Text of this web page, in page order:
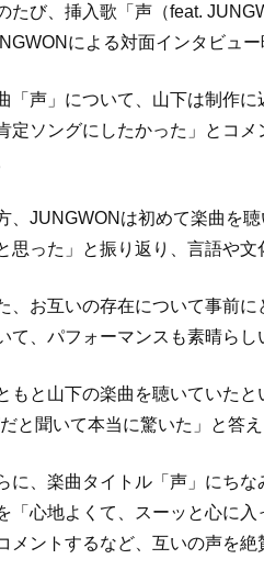
たび、挿入歌「声（feat.
による対面インタビュー
「声」について、山下は制作に
定ソングにしたかった」とコ
、JUNGWONは初めて楽曲を
思った」と振り返り、言語や
、お互いの存在について事前
て、パフォーマンスも素晴らし
もと山下の楽曲を聴いていた
だと聞いて本当に驚いた」と答
に、楽曲タイトル「声」にち
「心地よくて、スーッと心に
メントするなど、互いの声を絶